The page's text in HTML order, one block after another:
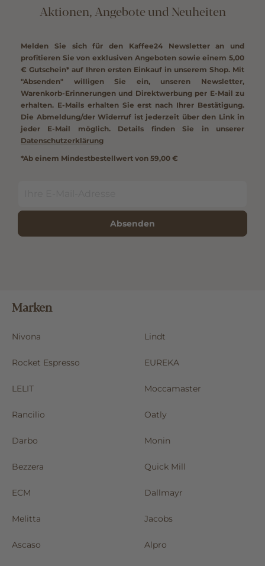
Aktionen, Angebote und Neuheiten
Melden Sie sich für den Kaffee24 Newsletter an und
profitieren Sie von exklusiven Angeboten sowie einem 5,00
€ Gutschein* auf Ihren ersten Einkauf in unserem Shop. Mit
"Absenden" willigen Sie ein, unseren Newsletter,
Warenkorb-Erinnerungen und Direktwerbung per E-Mail zu
erhalten. E-Mails erhalten Sie erst nach Ihrer Bestätigung.
Die Abmeldung/der Widerruf ist jederzeit über den Link in
jeder E-Mail möglich. Details finden Sie in unserer
Datenschutzerklärung
*Ab einem Mindestbestellwert von 59,00 €
Absenden
Marken
Nivona Lindt
Rocket Espresso EUREKA
LELIT Moccamaster
Rancilio Oatly
Darbo Monin
Bezzera Quick Mill
ECM Dallmayr
Melitta Jacobs
Ascaso Alpro